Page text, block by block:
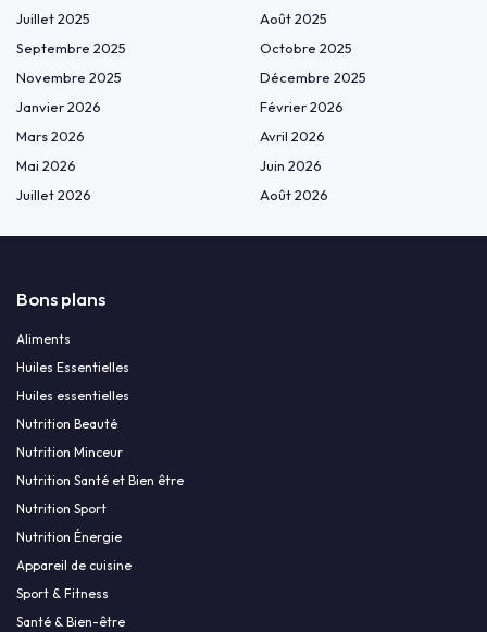
Juillet 2025
Août 2025
Septembre 2025
Octobre 2025
Novembre 2025
Décembre 2025
Janvier 2026
Février 2026
Mars 2026
Avril 2026
Mai 2026
Juin 2026
Juillet 2026
Août 2026
Bons plans
Aliments
Huiles Essentielles
Huiles essentielles
Nutrition Beauté
Nutrition Minceur
Nutrition Santé et Bien être
Nutrition Sport
Nutrition Énergie
Appareil de cuisine
Sport & Fitness
Santé & Bien-être